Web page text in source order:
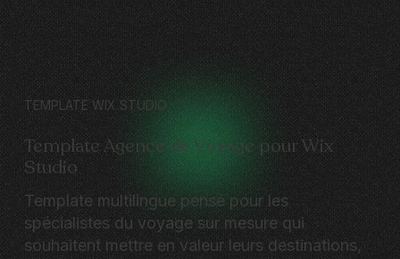
TEMPLATE WIX STUDIO
Template Agence de Voyage pour Wix
Studio
Template multilingue pensé pour les
spécialistes du voyage sur mesure qui
souhaitent mettre en valeur leurs destinations,